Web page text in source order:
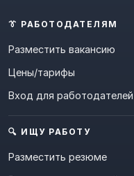
👔 РАБОТОДАТЕЛЯМ
Разместить вакансию
Цены/тарифы
Вход для работодателей
🔍 ИЩУ РАБОТУ
Разместить резюме